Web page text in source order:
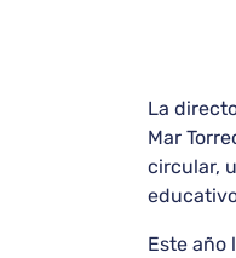
La
Mar
circular,
Este año